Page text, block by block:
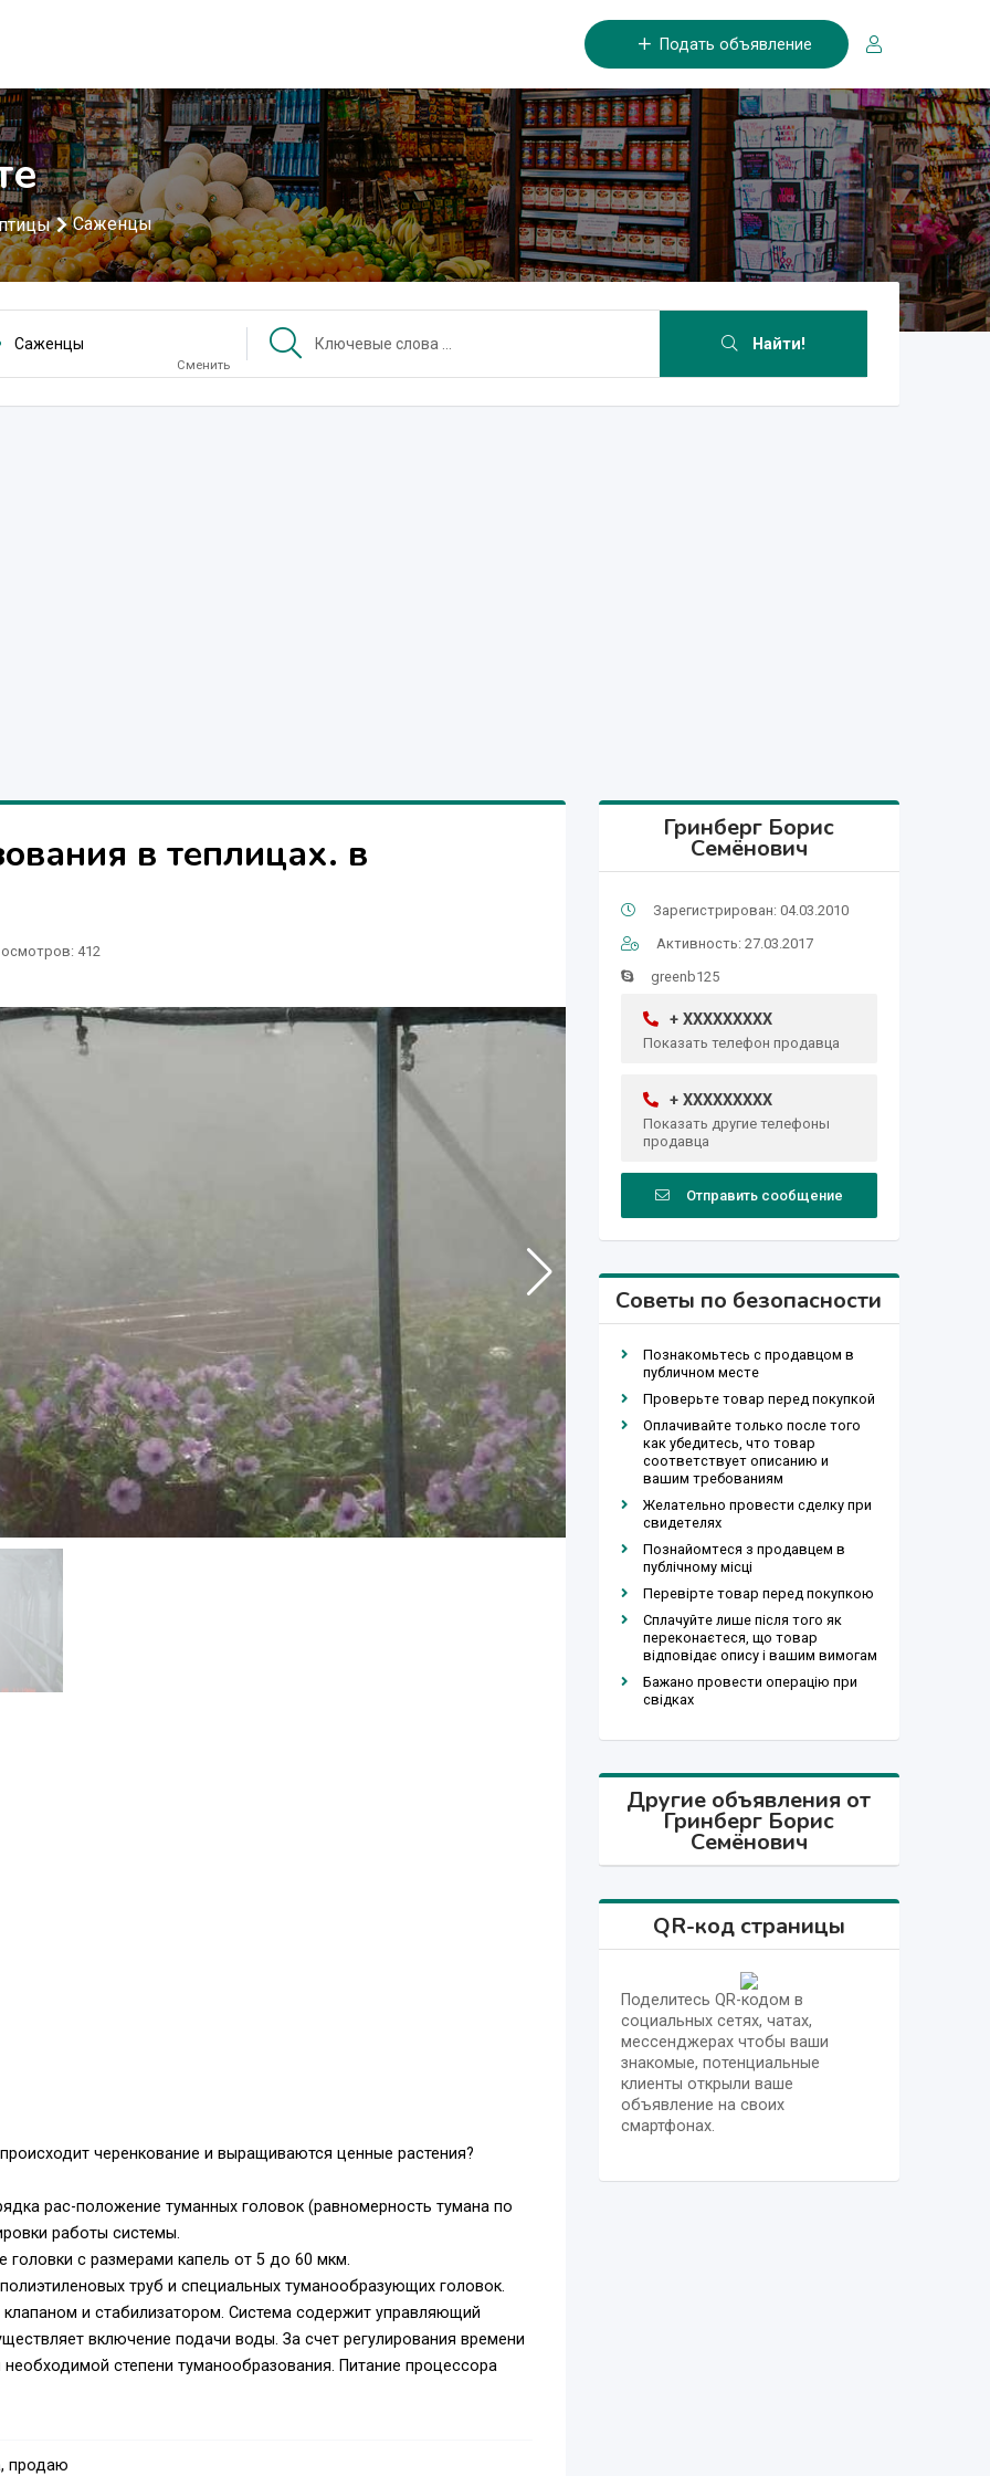
Подать объявление
Саженцы
Саженцы
Сменить
Найти!
в теплицах. в
412
черенкование и выращиваются ценные растения?
рас-положение туманных головок (равномерность тумана по
работы системы.
с размерами капель от 5 до 60 мкм.
труб и специальных туманообразующих головок.
и стабилизатором. Система содержит управляющий
включение подачи воды. За счет регулирования времени
степени туманообразования. Питание процессора
продаю
Гринберг Борис
Семёнович
Зарегистрирован: 04.03.2010
Активность: 27.03.2017
greenb125
+ XXXXXXXXX
Показать телефон продавца
+ XXXXXXXXX
Показать другие телефоны
продавца
Отправить сообщение
Советы по безопасности
Познакомьтесь с продавцом в
публичном месте
Проверьте товар перед покупкой
Оплачивайте только после того
как убедитесь, что товар
соответствует описанию и
вашим требованиям
Желательно провести сделку при
свидетелях
Познайомтеся з продавцем в
публічному місці
Перевірте товар перед покупкою
Сплачуйте лише після того як
переконаєтеся, що товар
відповідає опису і вашим вимогам
Бажано провести операцію при
свідках
Другие объявления от
Гринберг Борис
Семёнович
QR-код страницы
Поделитесь QR-кодом в
социальных сетях, чатах,
мессенджерах чтобы ваши
знакомые, потенциальные
клиенты открыли ваше
объявление на своих
смартфонах.